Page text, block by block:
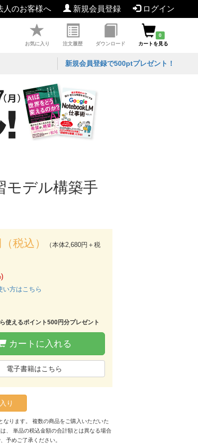
人のお客様へ 新規会員登録 ログイン
お気に入り 注文履歴 ダウンロード
0
カートを見る
新規会員登録で500ptプレゼント！
モデル構築手
税込）
（本体2,680円＋税
い方はこちら
使えるポイント500円分プレゼント
カートに入れる
電子書籍はこちら
り
なります。 複数の商品をご購入いただいた
、 単品の税込金額の合計額とは異なる場合
予めご了承ください。